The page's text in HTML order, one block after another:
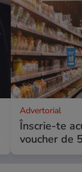
Advertorial
Înscrie-te
voucher de